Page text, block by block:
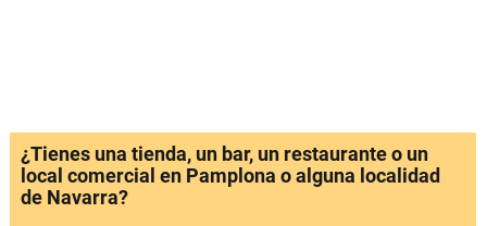
¿Tienes una tienda, un bar, un restaurante o un
local comercial en Pamplona o alguna localidad
de Navarra?